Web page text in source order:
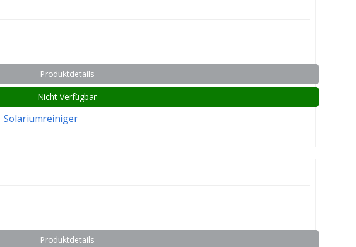
Produktdetails
Nicht Verfügbar
Solariumreiniger
Produktdetails